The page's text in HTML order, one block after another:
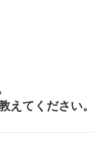
えてください。